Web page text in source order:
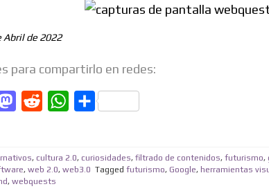
Abril de 2022
para compartirlo en redes:
M
t
o
d
i
W
t
C
p
, cultura 2.0, curiosidades, filtrado de contenidos, futurismo,
, web 2.0, web3.0 Tagged futurismo, Google, herramientas
, webquests